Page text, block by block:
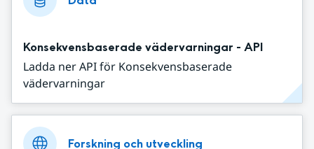
Konsekvensbaserade vädervarningar - API
Ladda ner API för Konsekvensbaserade
vädervarningar
Forskning och utveckling